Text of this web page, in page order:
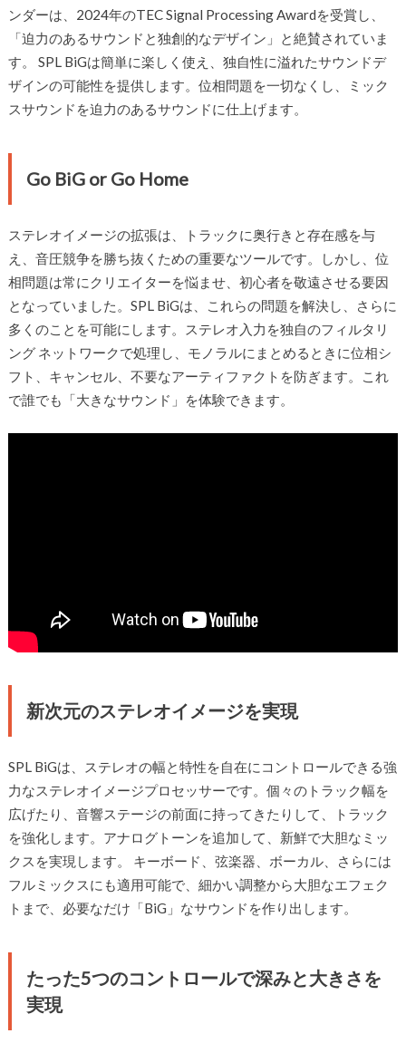
ンダーは、2024年のTEC Signal Processing Awardを受賞し、
「迫力のあるサウンドと独創的なデザイン」と絶賛されていま
す。 SPL BiGは簡単に楽しく使え、独自性に溢れたサウンドデ
ザインの可能性を提供します。位相問題を一切なくし、ミック
スサウンドを迫力のあるサウンドに仕上げます。
Go BiG or Go Home
ステレオイメージの拡張は、トラックに奥行きと存在感を与
え、音圧競争を勝ち抜くための重要なツールです。しかし、位
相問題は常にクリエイターを悩ませ、初心者を敬遠させる要因
となっていました。SPL BiGは、これらの問題を解決し、さらに
多くのことを可能にします。ステレオ入力を独自のフィルタリ
ング ネットワークで処理し、モノラルにまとめるときに位相シ
フト、キャンセル、不要なアーティファクトを防ぎます。これ
で誰でも「大きなサウンド」を体験できます。
新次元のステレオイメージを実現
SPL BiGは、ステレオの幅と特性を自在にコントロールできる強
力なステレオイメージプロセッサーです。個々のトラック幅を
広げたり、音響ステージの前面に持ってきたりして、トラック
を強化します。アナログトーンを追加して、新鮮で大胆なミッ
クスを実現します。 キーボード、弦楽器、ボーカル、さらには
フルミックスにも適用可能で、細かい調整から大胆なエフェク
トまで、必要なだけ「BiG」なサウンドを作り出します。
たった5つのコントロールで深みと大きさを
実現